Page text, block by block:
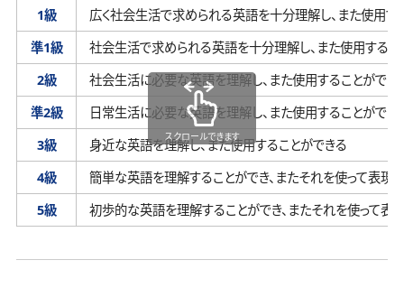
1級 広く社会生活で求められる英語を十分理解し、 また使用す
準1級
社会生活で求められる英語を十分理解し、 また使用するこ
2級
社会生活に必要な英語を理解し、 また使用することができ
準2級
日常生活に必要な英語を理解し、 また使用することができ
3級
身近な英語を理解し、また使用することができる
4級
簡単な英語を理解することができ、 またそれを使って表現
5級
初歩的な英語を理解することができ、 またそれを使って表
スクロールできます